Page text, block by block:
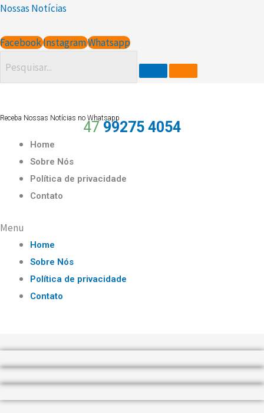
Ir
o
Nossas Notícias
FacebookInstagramWhatsapp
Receba Nossas Notícias no Whatsapp
47 99275 4054
Home
Sobre Nós
Política de privacidade
Contato
Menu
Home
Sobre Nós
Política de privacidade
Contato
Scroll